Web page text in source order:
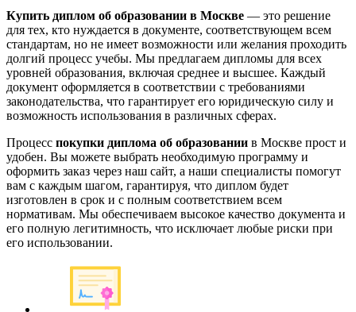
Купить диплом об образовании в Москве — это решение
для тех, кто нуждается в документе, соответствующем всем
стандартам, но не имеет возможности или желания проходить
долгий процесс учебы. Мы предлагаем дипломы для всех
уровней образования, включая среднее и высшее. Каждый
документ оформляется в соответствии с требованиями
законодательства, что гарантирует его юридическую силу и
возможность использования в различных сферах.
Процесс покупки диплома об образовании в Москве прост и
удобен. Вы можете выбрать необходимую программу и
оформить заказ через наш сайт, а наши специалисты помогут
вам с каждым шагом, гарантируя, что диплом будет
изготовлен в срок и с полным соответствием всем
нормативам. Мы обеспечиваем высокое качество документа и
его полную легитимность, что исключает любые риски при
его использовании.